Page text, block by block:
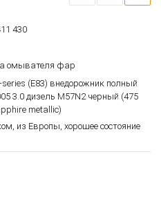
430
омывателя фар
series (E83) внедорожник полный
3.0 дизель M57N2 черный (475
metallic)
из Европы, хорошее состояние